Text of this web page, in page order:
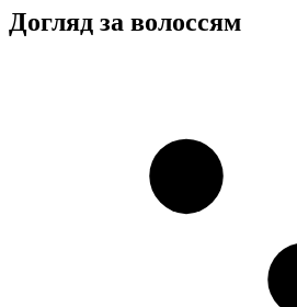
Догляд за волоссям